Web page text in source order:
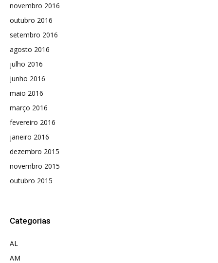
novembro 2016
outubro 2016
setembro 2016
agosto 2016
julho 2016
junho 2016
maio 2016
março 2016
fevereiro 2016
janeiro 2016
dezembro 2015
novembro 2015
outubro 2015
Categorias
AL
AM